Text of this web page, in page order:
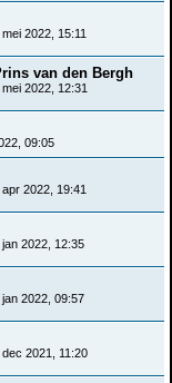
mei 2022, 15:11
van den Bergh
2022, 12:31
09:05
2022, 19:41
jan 2022, 12:35
jan 2022, 09:57
dec 2021, 11:20